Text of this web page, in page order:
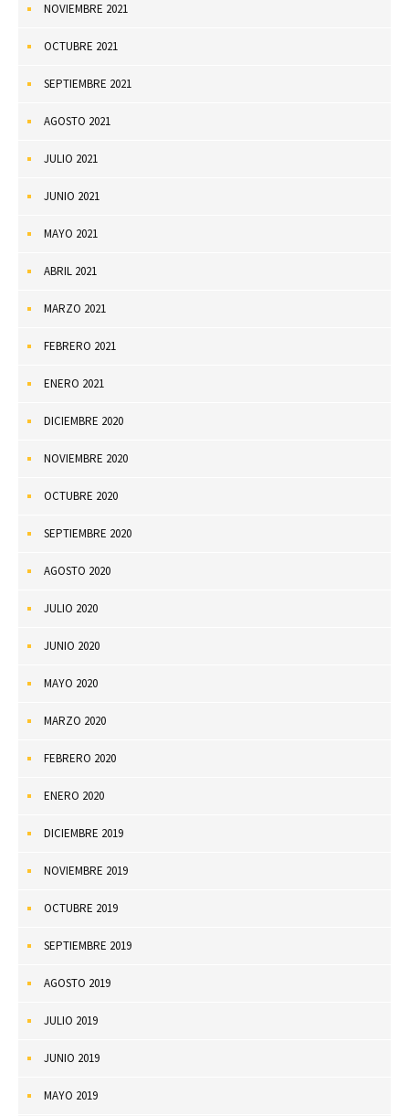
NOVIEMBRE 2021
OCTUBRE 2021
SEPTIEMBRE 2021
AGOSTO 2021
JULIO 2021
JUNIO 2021
MAYO 2021
ABRIL 2021
MARZO 2021
FEBRERO 2021
ENERO 2021
DICIEMBRE 2020
NOVIEMBRE 2020
OCTUBRE 2020
SEPTIEMBRE 2020
AGOSTO 2020
JULIO 2020
JUNIO 2020
MAYO 2020
MARZO 2020
FEBRERO 2020
ENERO 2020
DICIEMBRE 2019
NOVIEMBRE 2019
OCTUBRE 2019
SEPTIEMBRE 2019
AGOSTO 2019
JULIO 2019
JUNIO 2019
MAYO 2019